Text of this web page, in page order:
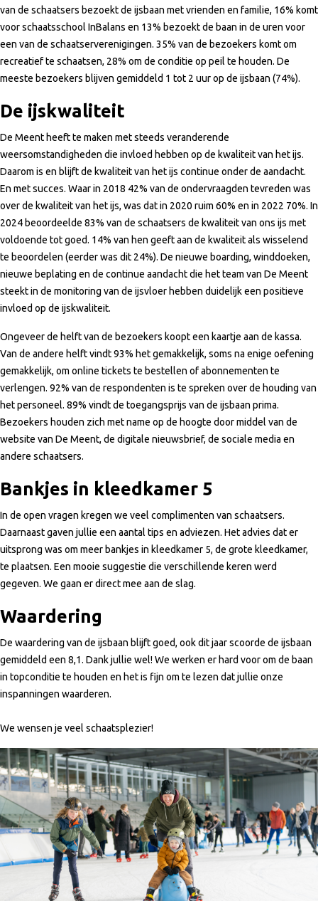
van de schaatsers bezoekt de ijsbaan met vrienden en familie, 16% komt
voor schaatsschool InBalans en 13% bezoekt de baan in de uren voor
een van de schaatserverenigingen. 35% van de bezoekers komt om
recreatief te schaatsen, 28% om de conditie op peil te houden. De
meeste bezoekers blijven gemiddeld 1 tot 2 uur op de ijsbaan (74%).
De ijskwaliteit
De Meent heeft te maken met steeds veranderende
weersomstandigheden die invloed hebben op de kwaliteit van het ijs.
Daarom is en blijft de kwaliteit van het ijs continue onder de aandacht.
En met succes. Waar in 2018 42% van de ondervraagden tevreden was
over de kwaliteit van het ijs, was dat in 2020 ruim 60% en in 2022 70%. In
2024 beoordeelde 83% van de schaatsers de kwaliteit van ons ijs met
voldoende tot goed. 14% van hen geeft aan de kwaliteit als wisselend
te beoordelen (eerder was dit 24%). De nieuwe boarding, winddoeken,
nieuwe beplating en de continue aandacht die het team van De Meent
steekt in de monitoring van de ijsvloer hebben duidelijk een positieve
invloed op de ijskwaliteit.
Ongeveer de helft van de bezoekers koopt een kaartje aan de kassa.
Van de andere helft vindt 93% het gemakkelijk, soms na enige oefening
gemakkelijk, om online tickets te bestellen of abonnementen te
verlengen. 92% van de respondenten is te spreken over de houding van
het personeel. 89% vindt de toegangsprijs van de ijsbaan prima.
Bezoekers houden zich met name op de hoogte door middel van de
website van De Meent, de digitale nieuwsbrief, de sociale media en
andere schaatsers.
Bankjes in kleedkamer 5
In de open vragen kregen we veel complimenten van schaatsers.
Daarnaast gaven jullie een aantal tips en adviezen. Het advies dat er
uitsprong was om meer bankjes in kleedkamer 5, de grote kleedkamer,
te plaatsen. Een mooie suggestie die verschillende keren werd
gegeven. We gaan er direct mee aan de slag.
Waardering
De waardering van de ijsbaan blijft goed, ook dit jaar scoorde de ijsbaan
gemiddeld een 8,1. Dank jullie wel! We werken er hard voor om de baan
in topconditie te houden en het is fijn om te lezen dat jullie onze
inspanningen waarderen.
We wensen je veel schaatsplezier!